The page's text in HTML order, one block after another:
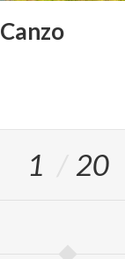
Canzo
1 20